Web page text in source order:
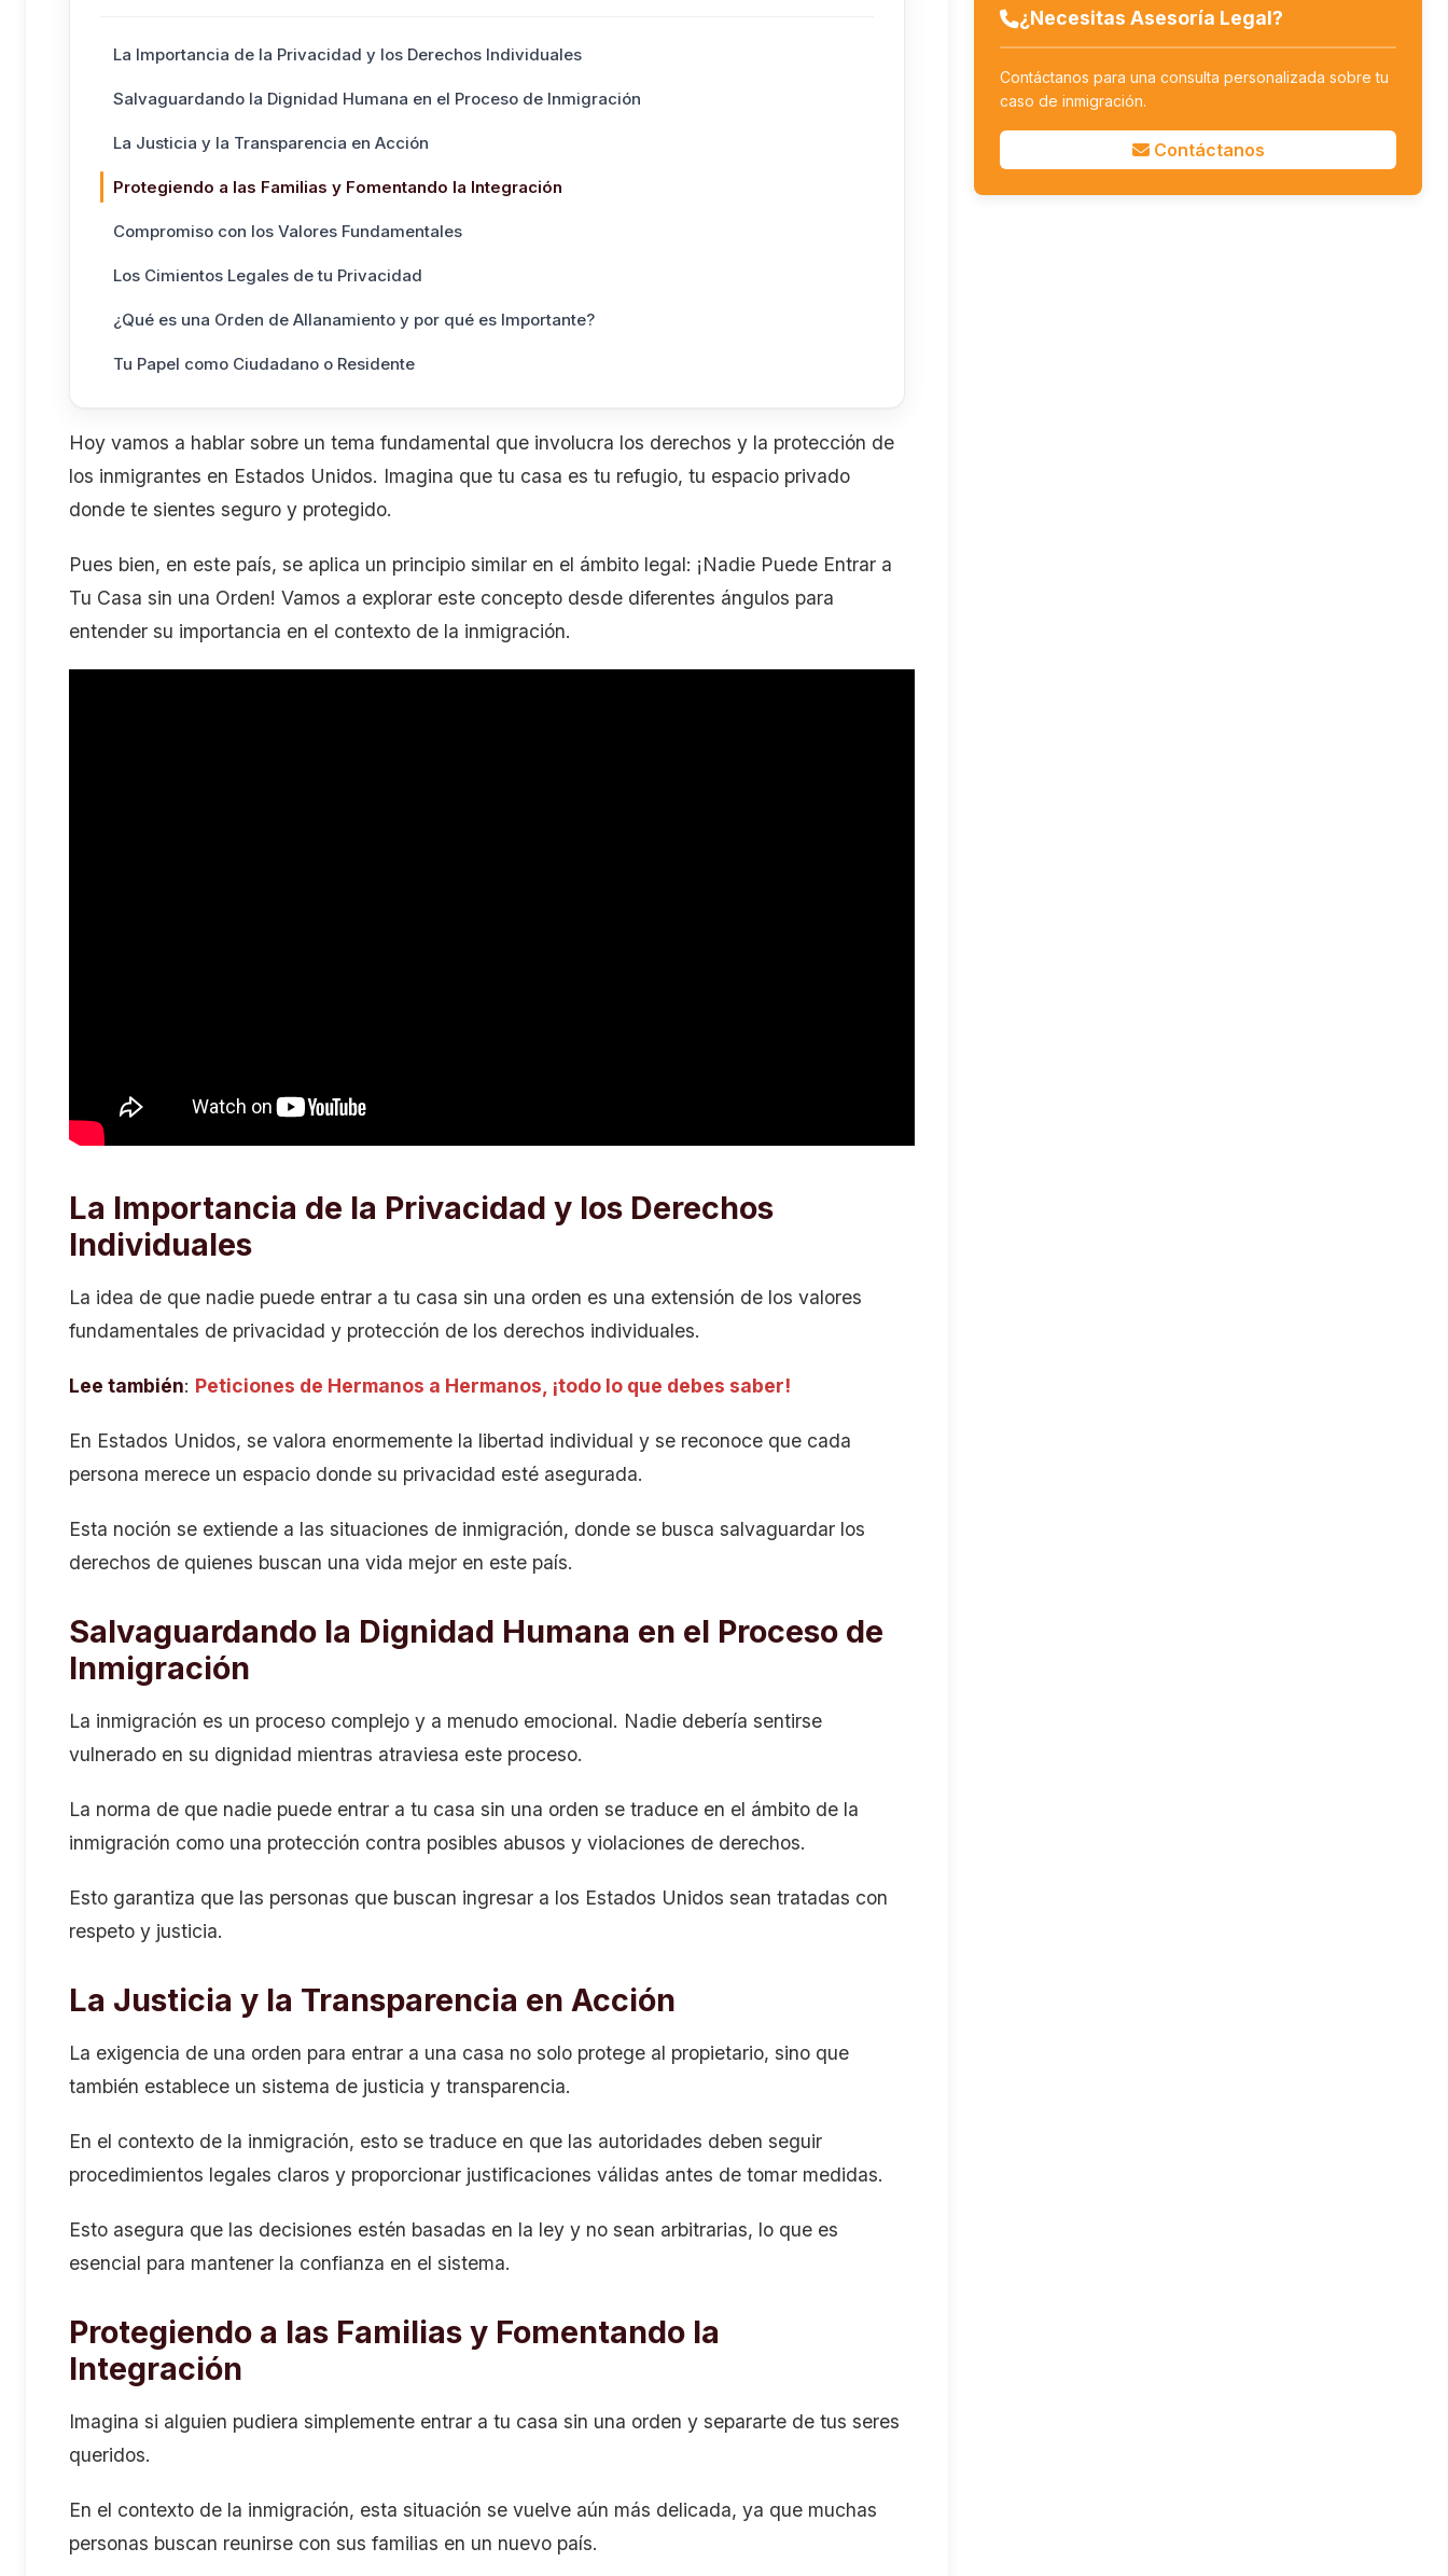
La Importancia de la Privacidad y los Derechos Individuales
Salvaguardando la Dignidad Humana en el Proceso de Inmigración
La Justicia y la Transparencia en Acción
Protegiendo a las Familias y Fomentando la Integración
Compromiso con los Valores Fundamentales
Los Cimientos Legales de tu Privacidad
¿Qué es una Orden de Allanamiento y por qué es Importante?
Tu Papel como Ciudadano o Residente
Hoy vamos a hablar sobre un tema fundamental que involucra los derechos y la protección de
los inmigrantes en Estados Unidos. Imagina que tu casa es tu refugio, tu espacio privado
donde te sientes seguro y protegido.
Pues bien, en este país, se aplica un principio similar en el ámbito legal: ¡Nadie Puede Entrar a
Tu Casa sin una Orden! Vamos a explorar este concepto desde diferentes ángulos para
entender su importancia en el contexto de la inmigración.
La Importancia de la Privacidad y los Derechos
Individuales
La idea de que nadie puede entrar a tu casa sin una orden es una extensión de los valores
fundamentales de privacidad y protección de los derechos individuales.
Lee también: Peticiones de Hermanos a Hermanos, ¡todo lo que debes saber!
En Estados Unidos, se valora enormemente la libertad individual y se reconoce que cada
persona merece un espacio donde su privacidad esté asegurada.
Esta noción se extiende a las situaciones de inmigración, donde se busca salvaguardar los
derechos de quienes buscan una vida mejor en este país.
Salvaguardando la Dignidad Humana en el Proceso de
Inmigración
La inmigración es un proceso complejo y a menudo emocional. Nadie debería sentirse
vulnerado en su dignidad mientras atraviesa este proceso.
La norma de que nadie puede entrar a tu casa sin una orden se traduce en el ámbito de la
inmigración como una protección contra posibles abusos y violaciones de derechos.
Esto garantiza que las personas que buscan ingresar a los Estados Unidos sean tratadas con
respeto y justicia.
La Justicia y la Transparencia en Acción
La exigencia de una orden para entrar a una casa no solo protege al propietario, sino que
también establece un sistema de justicia y transparencia.
En el contexto de la inmigración, esto se traduce en que las autoridades deben seguir
procedimientos legales claros y proporcionar justificaciones válidas antes de tomar medidas.
Esto asegura que las decisiones estén basadas en la ley y no sean arbitrarias, lo que es
esencial para mantener la confianza en el sistema.
Protegiendo a las Familias y Fomentando la
Integración
Imagina si alguien pudiera simplemente entrar a tu casa sin una orden y separarte de tus seres
queridos.
En el contexto de la inmigración, esta situación se vuelve aún más delicada, ya que muchas
personas buscan reunirse con sus familias en un nuevo país.
¿Necesitas Asesoría Legal?
Contáctanos para una consulta personalizada sobre tu
caso de inmigración.
Contáctanos